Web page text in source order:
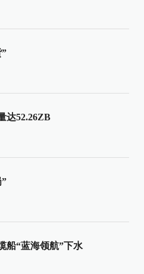
达52.26ZB
船“蓝海领航”下水